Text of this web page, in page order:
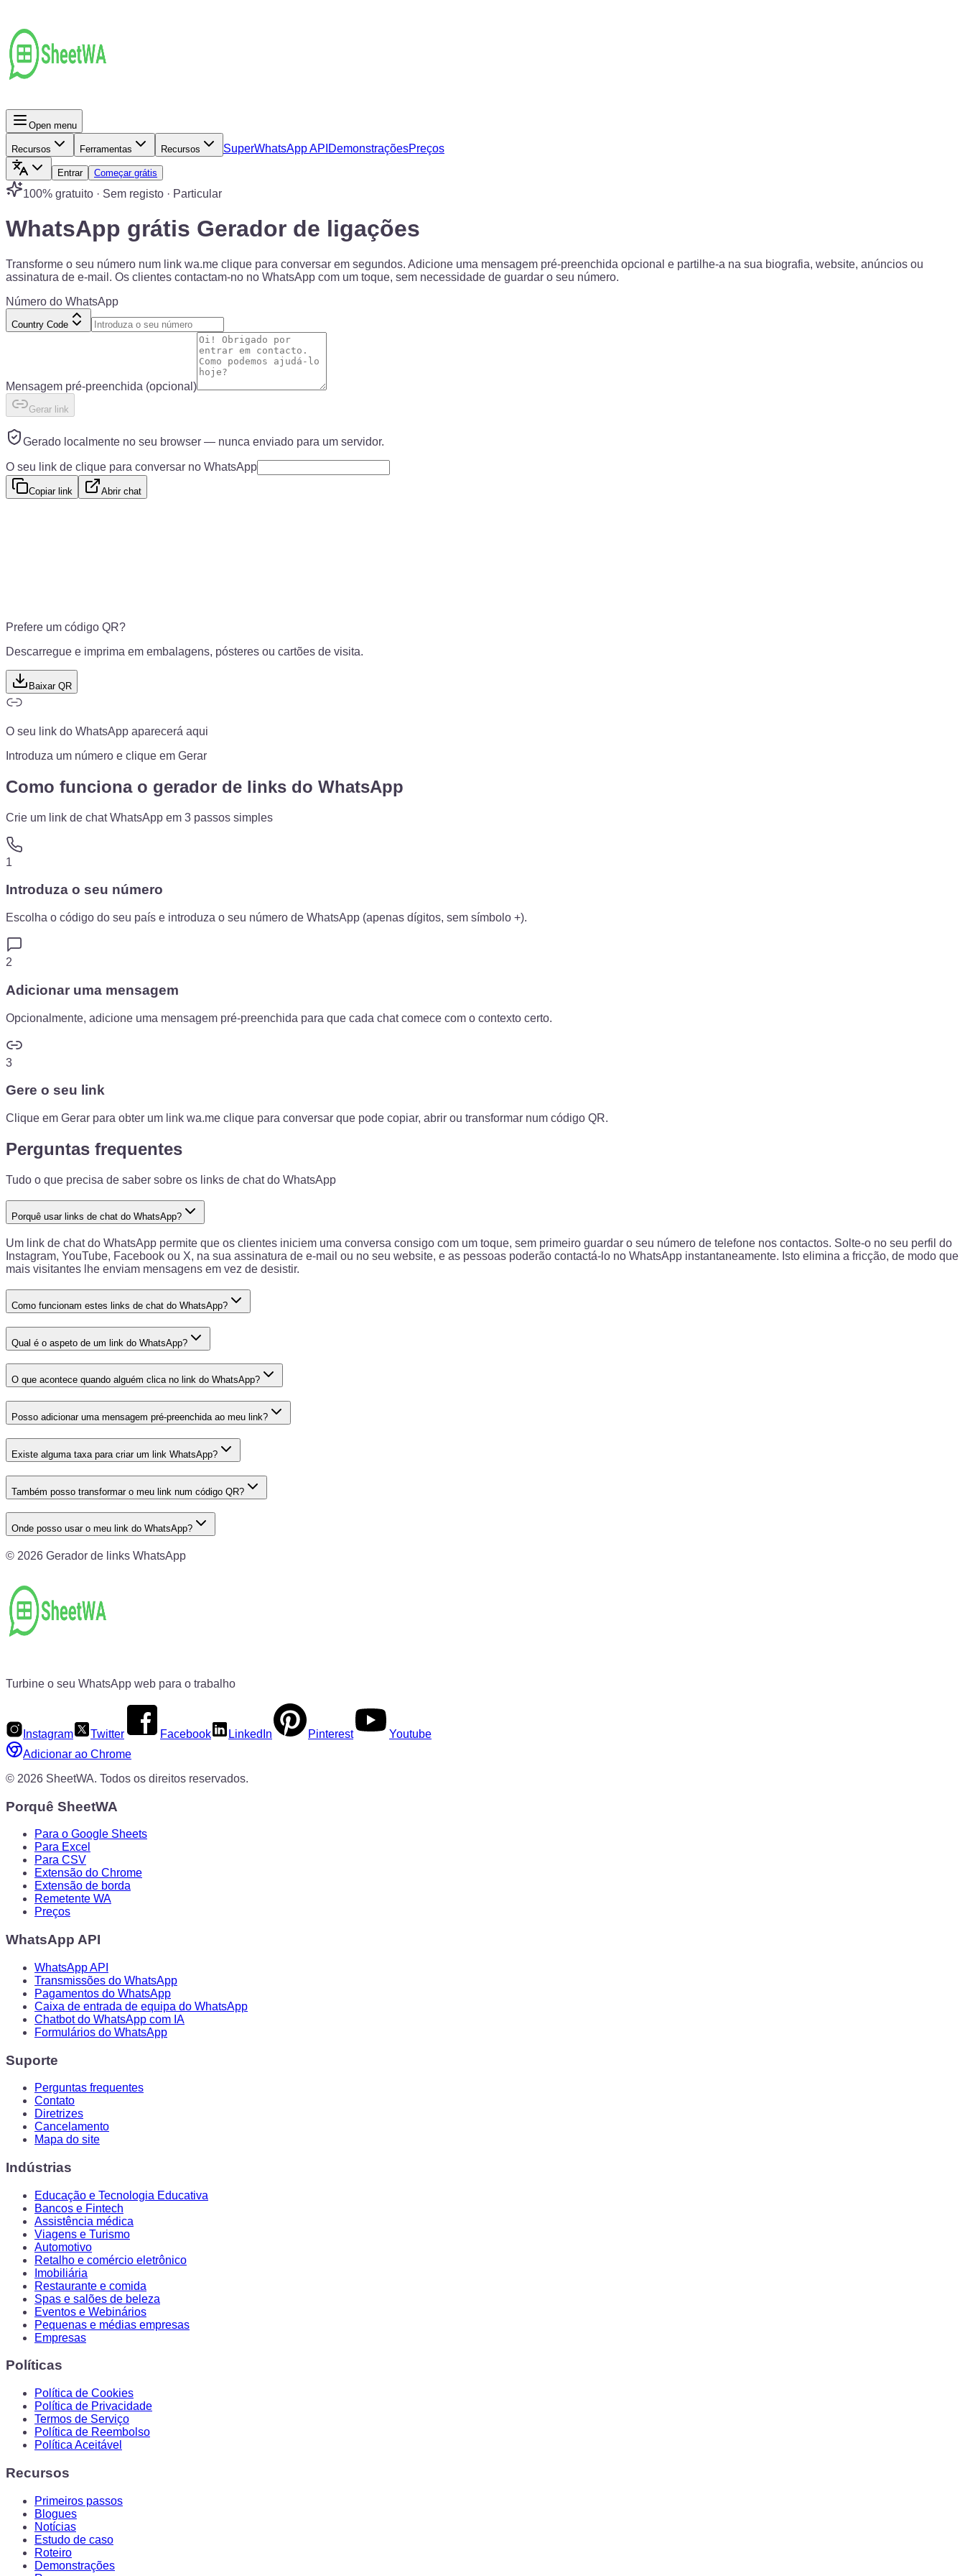
Open menu
Recursos Ferramentas Recursos SuperWhatsApp API DemonstraçõesPreços
Entrar Começar grátis
100% gratuito · Sem registo · Particular
WhatsApp grátis Gerador de ligações
Transforme o seu número num link wa.me clique para conversar em segundos. Adicione uma mensagem pré-preenchida opcional e partilhe-a na sua biografia, website, anúncios ou
assinatura de e-mail. Os clientes contactam-no no WhatsApp com um toque, sem necessidade de guardar o seu número.
Número do WhatsApp
Country Code
Mensagem pré-preenchida (opcional)
Gerar link
Gerado localmente no seu browser — nunca enviado para um servidor.
O seu link de clique para conversar no WhatsApp
Copiar link Abrir chat
Prefere um código QR?
Descarregue e imprima em embalagens, pósteres ou cartões de visita.
Baixar QR
O seu link do WhatsApp aparecerá aqui
Introduza um número e clique em Gerar
Como funciona o gerador de links do WhatsApp
Crie um link de chat WhatsApp em 3 passos simples
1
Introduza o seu número
Escolha o código do seu país e introduza o seu número de WhatsApp (apenas dígitos, sem símbolo +).
2
Adicionar uma mensagem
Opcionalmente, adicione uma mensagem pré-preenchida para que cada chat comece com o contexto certo.
3
Gere o seu link
Clique em Gerar para obter um link wa.me clique para conversar que pode copiar, abrir ou transformar num código QR.
Perguntas frequentes
Tudo o que precisa de saber sobre os links de chat do WhatsApp
Porquê usar links de chat do WhatsApp?
Um link de chat do WhatsApp permite que os clientes iniciem uma conversa consigo com um toque, sem primeiro guardar o seu número de telefone nos contactos. Solte-o no seu perfil do
Instagram, YouTube, Facebook ou X, na sua assinatura de e-mail ou no seu website, e as pessoas poderão contactá-lo no WhatsApp instantaneamente. Isto elimina a fricção, de modo que
mais visitantes lhe enviam mensagens em vez de desistir.
Como funcionam estes links de chat do WhatsApp?
Qual é o aspeto de um link do WhatsApp?
O que acontece quando alguém clica no link do WhatsApp?
Posso adicionar uma mensagem pré-preenchida ao meu link?
Existe alguma taxa para criar um link WhatsApp?
Também posso transformar o meu link num código QR?
Onde posso usar o meu link do WhatsApp?
© 2026 Gerador de links WhatsApp
Turbine o seu WhatsApp web para o trabalho
Instagram Twitter Facebook LinkedIn Pinterest
Youtube
Adicionar ao Chrome
© 2026 SheetWA. Todos os direitos reservados.
Porquê SheetWA
Para o Google Sheets
Para Excel
Para CSV
Extensão do Chrome
Extensão de borda
Remetente WA
Preços
WhatsApp API
WhatsApp API
Transmissões do WhatsApp
Pagamentos do WhatsApp
Caixa de entrada de equipa do WhatsApp
Chatbot do WhatsApp com IA
Formulários do WhatsApp
Suporte
Perguntas frequentes
Contato
Diretrizes
Cancelamento
Mapa do site
Indústrias
Educação e Tecnologia Educativa
Bancos e Fintech
Assistência médica
Viagens e Turismo
Automotivo
Retalho e comércio eletrônico
Imobiliária
Restaurante e comida
Spas e salões de beleza
Eventos e Webinários
Pequenas e médias empresas
Empresas
Políticas
Política de Cookies
Política de Privacidade
Termos de Serviço
Política de Reembolso
Política Aceitável
Recursos
Primeiros passos
Blogues
Notícias
Estudo de caso
Roteiro
Demonstrações